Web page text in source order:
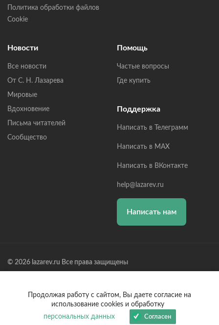
Политика обработки файлов
Cookie
Новости
Все новости
От С. Н. Лазарева
Мировые
Вдохновение
Письма читателей
Сообщество
Помощь
Частые вопросы
Где купить
Поддержка
Написать в Телеграмм
Написать в MAX
Написать в ВКонтакте
help@lazarev.ru
Написать нам
© 2026 lazarev.ru Все права защищены
Банк: ОАО "АЛЬФА-БАНК" БИК: 044525593, К/С:
30101810200000000593
Продолжая работу с сайтом, Вы даете согласие на
использование cookies и обработку
персональных данных
Согласен